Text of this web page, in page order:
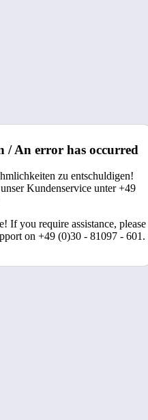
/ An error has occurred
zu entschuldigen!
Kundenservice unter +49
If you require assistance, please
on +49 (0)30 - 81097 - 601.